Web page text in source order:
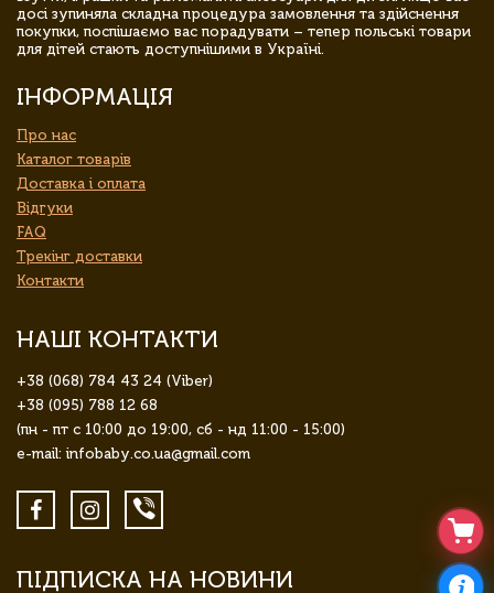
досі зупиняла складна процедура замовлення та здійснення
покупки, поспішаємо вас порадувати – тепер польські товари
для дітей стають доступнішими в Україні.
ІНФОРМАЦІЯ
Про нас
Каталог товарів
Доставка і оплата
Відгуки
FAQ
Трекінг доставки
Контакти
НАШІ КОНТАКТИ
+38 (068) 784 43 24 (Viber)
+38 (095) 788 12 68
(пн - пт с 10:00 до 19:00, сб - нд 11:00 - 15:00)
e-mail: infobaby.co.ua@gmail.com
ПІДПИСКА НА НОВИНИ